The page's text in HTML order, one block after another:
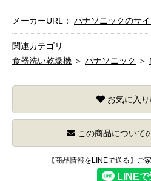
メーカーURL： パナソニックのサ
関連カテゴリ
食器洗い乾燥機 ＞ パナソニック ＞
お気に入
この商品について
【商品情報をLINEで送る】ご